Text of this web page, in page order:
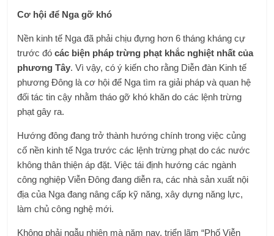
Cơ hội để Nga gỡ khó
Nền kinh tế Nga đã phải chịu đựng hơn 6 tháng kháng cự
trước đócác biện pháp trừng phạt khắc nghiệt nhất của
phương Tây. Vì vậy, có ý kiến ​​cho rằng Diễn đàn Kinh tế
phương Đông là cơ hội để Nga tìm ra giải pháp và quan hệ
đối tác tin cậy nhằm tháo gỡ khó khăn do các lệnh trừng
phạt gây ra.
Hướng đông đang trở thành hướng chính trong việc củng
cố nền kinh tế Nga trước các lệnh trừng phạt do các nước
không thân thiện áp đặt. Việc tái định hướng các ngành
công nghiệp Viễn Đông đang diễn ra, các nhà sản xuất nội
địa của Nga đang nâng cấp kỹ năng, xây dựng năng lực,
làm chủ công nghệ mới.
Không phải ngẫu nhiên mà năm nay, triển lãm “Phố Viễn